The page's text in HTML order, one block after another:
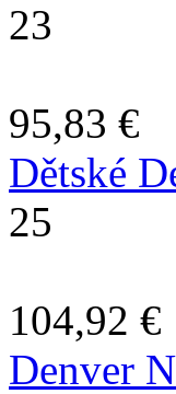
23
95,83 €
Dětské
25
104,92 €
Denver